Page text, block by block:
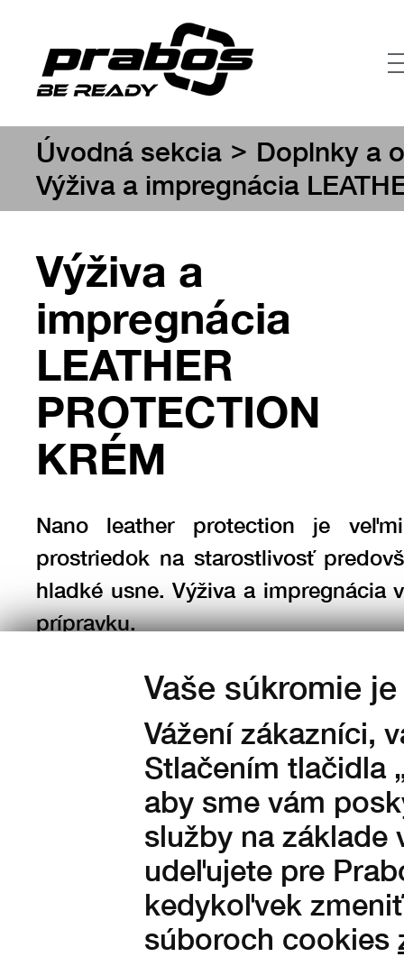
Vaše súkromie
Vážení zákazníci,
Stlačením tlačidla
aby sme vám
služby na základe
udeľujete pre
kedykoľvek
súboroch cookies
Úvodná sekcia > Doplnky a
Výživa a impregnácia
Výživa a
impregnácia
LEATHER
PROTECTION
KRÉM
Nano leather protection je
prostriedok na starostlivosť
hladké usne. Výživa a impregnácia
prípravku.
Množstvo:
na sklade
Kč s DPH
360 Kč bez DPH